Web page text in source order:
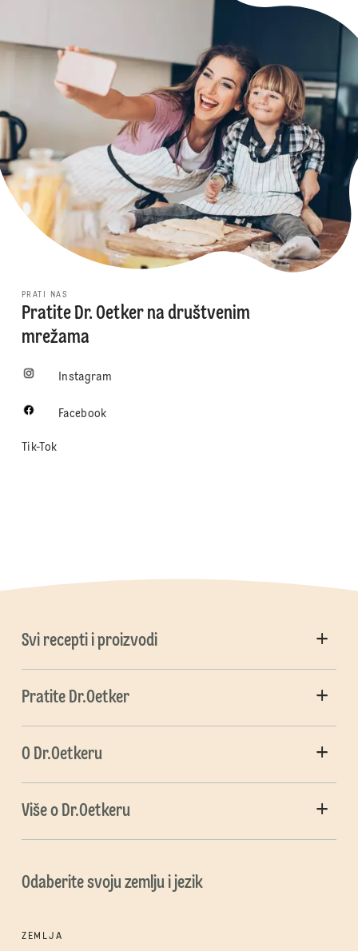
PRATI NAS
Pratite Dr. Oetker na društvenim
mrežama
Instagram
Facebook
Tik-Tok
Svi recepti i proizvodi
Pratite Dr.Oetker
O Dr.Oetkeru
Više o Dr.Oetkeru
Odaberite svoju zemlju i jezik
ZEMLJA